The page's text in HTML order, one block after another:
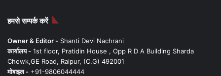
हमसे सम्पर्क करें
Owner & Editor - Shanti Devi Nachrani
कार्यालय - 1st floor, Pratidin House , Opp R D A Building Sharda
Chowk,GE Road, Raipur, (C.G) 492001
मोबाइल - +91-9806044444